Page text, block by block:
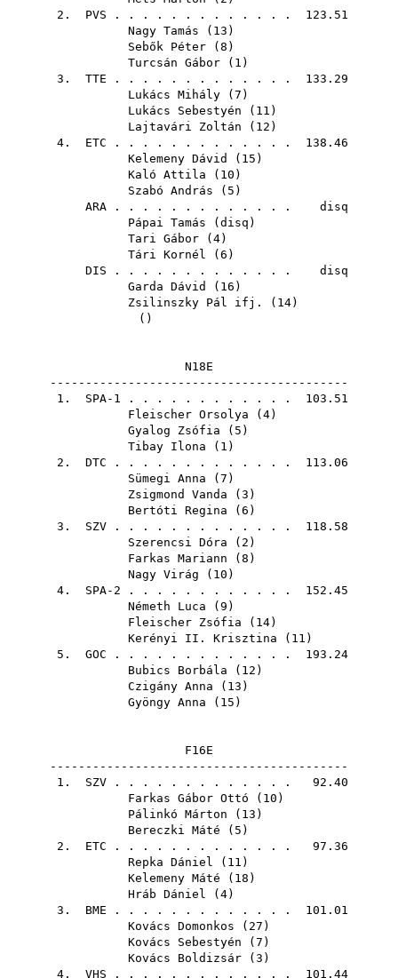
2. PVS . . . . . . . . . . . . . 123.51
Nagy Tamás ( 13 )
Sebők Péter ( 8 )
Turcsán Gábor ( 1 )
3. TTE . . . . . . . . . . . . . 133.29
Lukács Mihály ( 7 )
Lukács Sebestyén ( 11 )
Lajtavári Zoltán ( 12 )
4. ETC . . . . . . . . . . . . . 138.46
Kelemeny Dávid
( 15 )
Kaló Attila ( 10 )
Szabó András ( 5 )
ARA . . . . . . . . . . . . . disq
Pápai Tamás ( disq )
Tari Gábor ( 4)
Tári Kornél ( 6 )
DIS . . . . . . . . . . . . . disq
Garda Dávid
( 16 )
Zsilinszky Pál ifj.
( 14)
()
N18E
------------------------------------------
1. SPA-1 . . . . . . . . . . . . 103.51
Fleischer Orsolya ( 4)
Gyalog Zsófia ( 5 )
Tibay Ilona ( 1 )
2. DTC . . . . . . . . . . . . . 113.06
Sümegi Anna ( 7 )
Zsigmond Vanda ( 3 )
Bertóti Regina ( 6 )
3. SZV . . . . . . . . . . . . . 118.58
Szerencsi Dóra ( 2 )
Farkas Mariann ( 8 )
Nagy Virág ( 10 )
4. SPA-2 . . . . . . . . . . . . 152.45
Németh Luca ( 9 )
Fleischer Zsófia ( 14)
Kerényi II. Krisztina ( 11 )
5. GOC . . . . . . . . . . . . . 193.24
Bubics Borbála ( 12 )
Czigány Anna ( 13 )
Gyöngy Anna ( 15 )
F16E
------------------------------------------
1. SZV . . . . . . . . . . . . . 92.40
Farkas Gábor Ottó ( 10 )
Pálinkó Márton ( 13 )
Bereczki Máté ( 5 )
2. ETC . . . . . . . . . . . . . 97.36
Repka Dániel ( 11 )
Kelemeny Máté ( 18 )
Hráb Dániel ( 4)
3. BME . . . . . . . . . . . . . 101.01
Kovács Domonkos ( 27 )
Kovács Sebestyén ( 7 )
Kovács Boldizsár ( 3 )
4. VHS . . . . . . . . . . . . . 101.44